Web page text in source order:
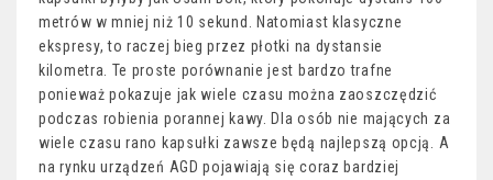
metrów w mniej niż 10 sekund. Natomiast klasyczne
ekspresy, to raczej bieg przez płotki na dystansie
kilometra. Te proste porównanie jest bardzo trafne
ponieważ pokazuje jak wiele czasu można zaoszczędzić
podczas robienia porannej kawy. Dla osób nie mających za
wiele czasu rano kapsułki zawsze będą najlepszą opcją. A
na rynku urządzeń AGD pojawiają się coraz bardziej